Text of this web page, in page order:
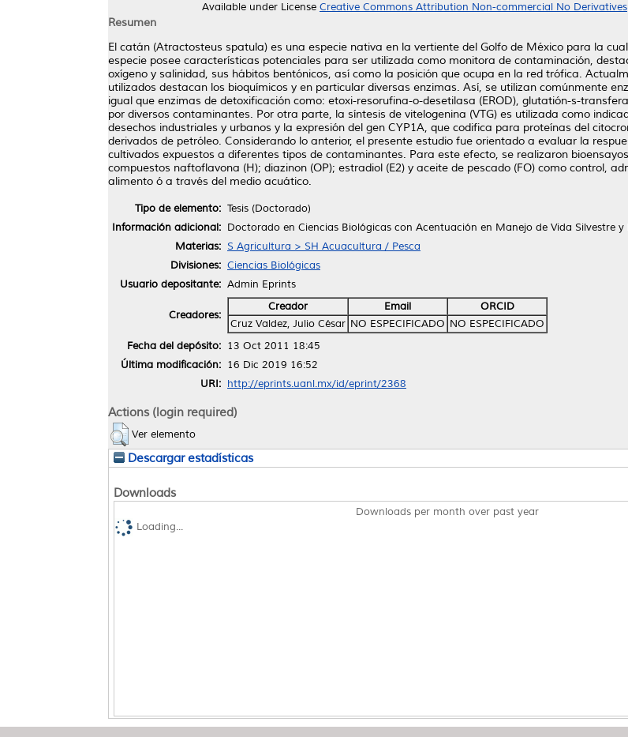
Available under License Creative Commons Attribution Non-commercial No Derivatives
Resumen
El catán (Atractosteus spatula) es una especie nativa en la vertiente del Golfo de México para la
especie posee características potenciales para ser utilizada como monitora de contaminación,
oxígeno y salinidad, sus hábitos bentónicos, así como la posición que ocupa en la red trófica.
utilizados destacan los bioquímicos y en particular diversas enzimas. Así, se utilizan comúnmente
igual que enzimas de detoxificación como: etoxi-resorufina-o-desetilasa (EROD), glutatión-s-
por diversos contaminantes. Por otra parte, la síntesis de vitelogenina (VTG) es utilizada como
desechos industriales y urbanos y la expresión del gen CYP1A, que codifica para proteínas del
derivados de petróleo. Considerando lo anterior, el presente estudio fue orientado a evaluar la
cultivados expuestos a diferentes tipos de contaminantes. Para este efecto, se realizaron
compuestos naftoflavona (H); diazinon (OP); estradiol (E2) y aceite de pescado (FO) como control,
alimento ó a través del medio acuático.
Tipo de elemento: Tesis (Doctorado)
Información adicional: Doctorado en Ciencias Biológicas con Acentuación en Manejo de Vida Silvestre
Materias: S Agricultura > SH Acuacultura / Pesca
Divisiones: Ciencias Biológicas
Usuario depositante: Admin Eprints
Creadores:
Creador Email
ORCID
Cruz Valdez, Julio César NO ESPECIFICADO NO ESPECIFICADO
Fecha del depósito: 13 Oct 2011 18:45
Última modificación: 16 Dic 2019 16:52
URI: http://eprints.uanl.mx/id/eprint/2368
Actions (login required)
Ver elemento
Descargar estadísticas
Downloads
Downloads per month over past year
Loading...